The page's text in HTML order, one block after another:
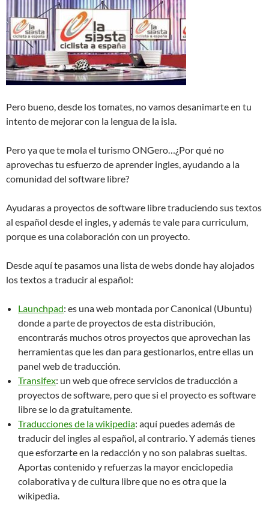
Pero bueno, desde los tomates, no vamos desanimarte en tu
intento de mejorar con la lengua de la isla.
Pero ya que te mola el turismo ONGero…¿Por qué no
aprovechas tu esfuerzo de aprender ingles, ayudando a la
comunidad del software libre?
Ayudaras a proyectos de software libre traduciendo sus textos
al español desde el ingles, y además te vale para curriculum,
porque es una colaboración con un proyecto.
Desde aquí te pasamos una lista de webs donde hay alojados
los textos a traducir al español:
Launchpad: es una web montada por Canonical (Ubuntu)
donde a parte de proyectos de esta distribución,
encontrarás muchos otros proyectos que aprovechan las
herramientas que les dan para gestionarlos, entre ellas un
panel web de traducción.
Transifex: un web que ofrece servicios de traducción a
proyectos de software, pero que si el proyecto es software
libre se lo da gratuitamente.
Traducciones de la wikipedia: aquí puedes además de
traducir del ingles al español, al contrario. Y además tienes
que esforzarte en la redacción y no son palabras sueltas.
Aportas contenido y refuerzas la mayor enciclopedia
colaborativa y de cultura libre que no es otra que la
wikipedia.